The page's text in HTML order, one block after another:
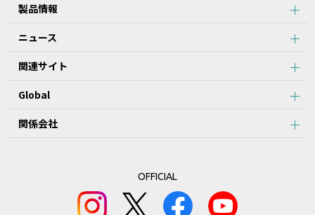
製品情報
ニュース
関連サイト
Global
関係会社
OFFICIAL